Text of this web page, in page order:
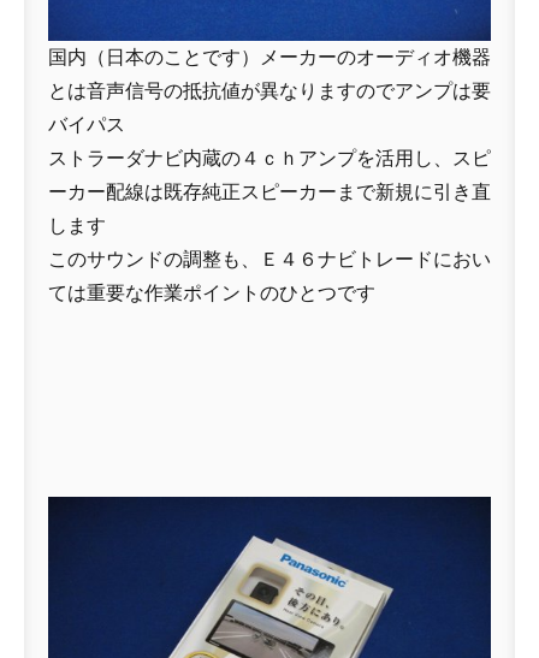
国内（日本のことです）メーカーのオーディオ機器
とは音声信号の抵抗値が異なりますのでアンプは要
バイパス
ストラーダナビ内蔵の４ｃｈアンプを活用し、スピ
ーカー配線は既存純正スピーカーまで新規に引き直
します
このサウンドの調整も、Ｅ４６ナビトレードにおい
ては重要な作業ポイントのひとつです